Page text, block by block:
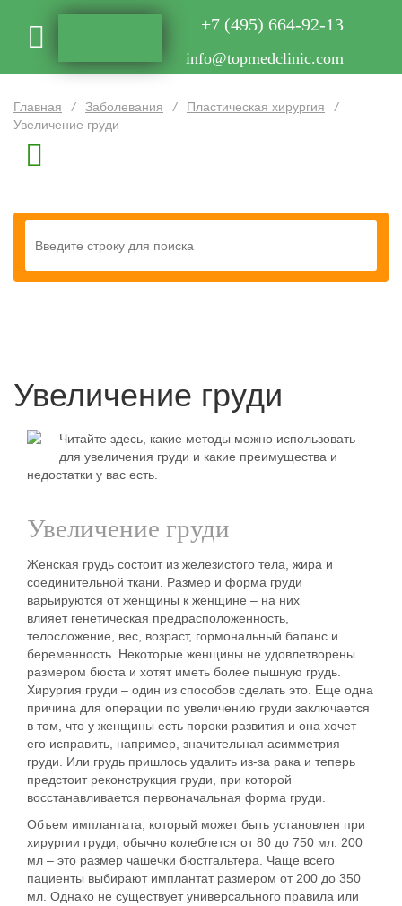
+7 (495) 664-92-13
info@topmedclinic.com
Главная / Заболевания / Пластическая хирургия
/
Увеличение груди
Увеличение груди
Читайте здесь, какие методы можно использовать
для увеличения груди и какие преимущества и
недостатки у вас есть.
Увеличение груди
Женская грудь состоит из железистого тела, жира и
соединительной ткани. Размер и форма груди
варьируются от женщины к женщине – на них
влияет генетическая предрасположенность,
телосложение, вес, возраст, гормональный баланс и
беременность. Некоторые женщины не удовлетворены
размером бюста и хотят иметь более пышную грудь.
Хирургия груди – один из способов сделать это. Еще одна
причина для операции по увеличению груди заключается
в том, что у женщины есть пороки развития и она хочет
его исправить, например, значительная асимметрия
груди. Или грудь пришлось удалить из-за рака и теперь
предстоит реконструкция груди, при которой
восстанавливается первоначальная форма груди.
Объем имплантата, который может быть установлен при
хирургии груди, обычно колеблется от 80 до 750 мл. 200
мл – это размер чашечки бюстгальтера. Чаще всего
пациенты выбирают имплантат размером от 200 до 350
мл. Однако не существует универсального правила или